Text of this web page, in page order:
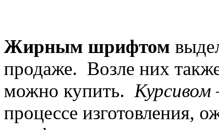
Жирным шрифтом
продаже. Возле них
можно купить. Курсивом
процессе изготовления,